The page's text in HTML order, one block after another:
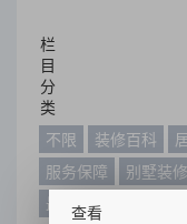
栏
目
分
类
不限
装修百科
服务保障
别墅装修
最新动态
查看